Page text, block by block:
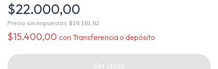
$22.000,00
Precio sin impuestos $18.181,82
$15.400,00 con Transferencia o depósito